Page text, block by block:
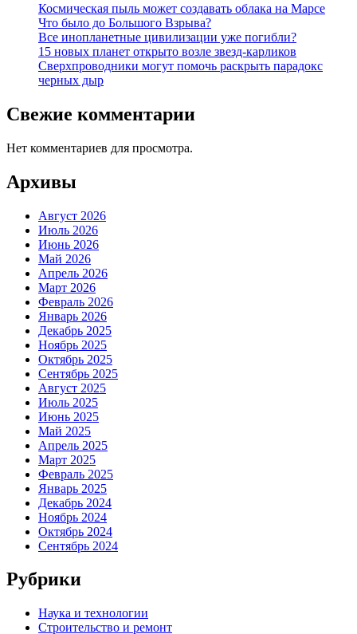
Космическая пыль может создавать облака на Марсе
Что было до Большого Взрыва?
Все инопланетные цивилизации уже погибли?
15 новых планет открыто возле звезд-карликов
Сверхпроводники могут помочь раскрыть парадокс
черных дыр
Свежие комментарии
Нет комментариев для просмотра.
Архивы
Август 2026
Июль 2026
Июнь 2026
Май 2026
Апрель 2026
Март 2026
Февраль 2026
Январь 2026
Декабрь 2025
Ноябрь 2025
Октябрь 2025
Сентябрь 2025
Август 2025
Июль 2025
Июнь 2025
Май 2025
Апрель 2025
Март 2025
Февраль 2025
Январь 2025
Декабрь 2024
Ноябрь 2024
Октябрь 2024
Сентябрь 2024
Рубрики
Наука и технологии
Строительство и ремонт